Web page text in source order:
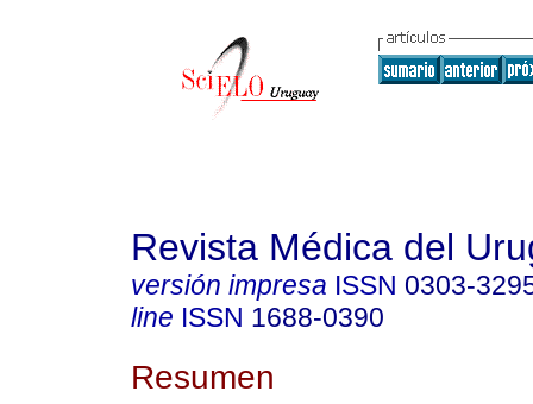
Revista Médica del
versión impresa ISSN 0303-
line ISSN 1688-0390
Resumen